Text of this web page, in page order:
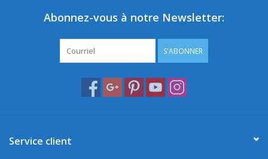
La moto ultrapuissante
Une moto musclée qui en jette. Une ligne épurée dégageant
souffle. La Wolf peut atteindre une vitesse de 100 km/h.
Abonnez-vous à notre Newsletter:
S'ABONNER
Service client